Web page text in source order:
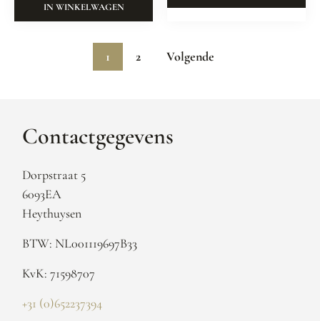
IN WINKELWAGEN
1 2 Volgende
Contactgegevens
Dorpstraat 5
6093EA
Heythuysen
BTW: NL001119697B33
KvK: 71598707
+31 (0)652237394